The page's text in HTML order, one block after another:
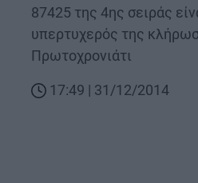
87425 της 4ης σειράς
υπερτυχερός της
Πρωτοχρονιάτι
17:49 | 31/12/2014